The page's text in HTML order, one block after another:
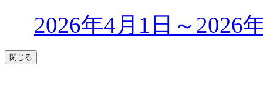
2026年4月1日～2026
閉じる